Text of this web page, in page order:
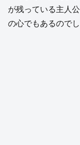
が残っている主人
の心でもあるのでし